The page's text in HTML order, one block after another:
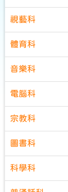
視藝科
體育科
音樂科
電腦科
宗教科
圖書科
科學科